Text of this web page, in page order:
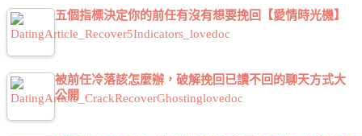
五個指標決定你的前任有沒有想要挽回【愛情時光機】
被前任冷落該怎麼辦，破解挽回已讀不回的聊天方式大
公開